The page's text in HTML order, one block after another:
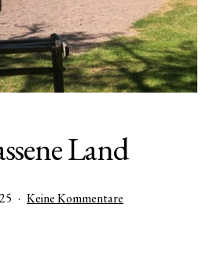
Land
Keine Kommentare